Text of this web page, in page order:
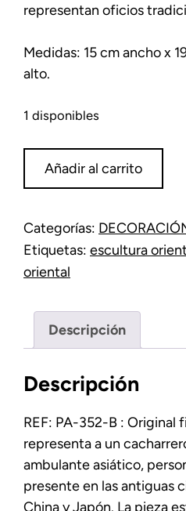
representan oficios
Medidas: 15 cm ancho x
alto.
1 disponibles
oriental
hueso
cantidad
Añadir al carrito
Categorías:
Etiquetas: escultura
oriental
Descripción
Descripción
REF: PA-352-B : Original
representa a un
ambulante asiático,
presente en las antiguas
China y Japón. La pieza